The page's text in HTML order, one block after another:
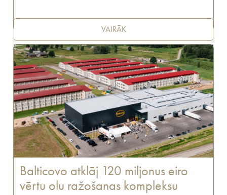
VAIRĀK
Balticovo atklāj 120 miljonus eiro
vērtu olu ražošanas kompleksu